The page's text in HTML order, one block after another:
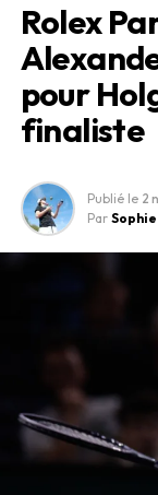
Rolex
pour
finaliste
Publié le 2
Par